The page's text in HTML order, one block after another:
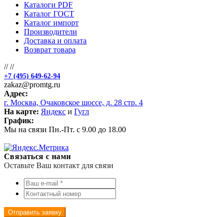
Каталоги PDF
Каталог ГОСТ
Каталог импорт
Производители
Доставка и оплата
Возврат товара
////
+7 (495) 649-62-94
zakaz@promtg.ru
Адрес:
г. Москва, Очаковское шоссе, д. 28 стр. 4
На карте: Яндекс и Гугл
График:
Мы на связи Пн.-Пт. с 9.00 до 18.00
Связаться с нами
Оставьте Ваш контакт для связи
Отправить заявку